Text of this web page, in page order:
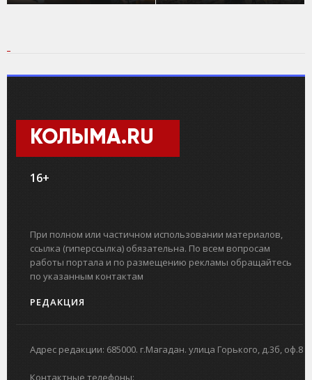
КОЛЫМА.RU
16+
При полном или частичном использовании материалов,
ссылка (гиперссылка) обязательна. По всем вопросам
работы портала и по размещению рекламы обращайтесь
по указанным контактам
РЕДАКЦИЯ
Адрес редакции: 685000. г.Магадан. улица Горького, д.3б, оф.8
Контактные телефоны: